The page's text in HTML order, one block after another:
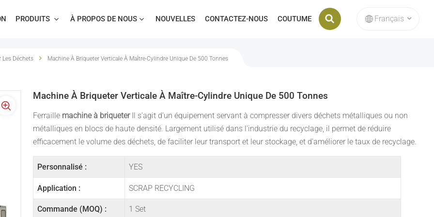
PRODUITS À PROPOS DE NOUS NOUVELLES CONTACTEZ-NOUS COUTUME Français
русский
Les Déchets Machine À Briqueter Verticale À Maître-Cylindre Unique De 500 Tonnes
Machine À Briqueter Verticale À Maître-Cylindre Unique De 500 Tonnes
Ferraille machine à briqueterIl s'agit d'un équipement servant à compresser divers déchets métalliques ou non
métalliques en blocs de haute densité. Largement utilisé dans l'industrie du recyclage, il permet de réduire
efficacement le volume des déchets, de faciliter leur transport et leur stockage, et d'améliorer le taux de recyclage.
Personnalisé : YES
Application : SCRAP RECYCLING
Commande (MOQ) : 1 Set